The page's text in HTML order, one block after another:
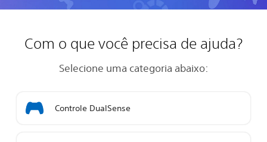
Com o que você precisa de ajuda?
Selecione uma categoria abaixo:
Controle DualSense